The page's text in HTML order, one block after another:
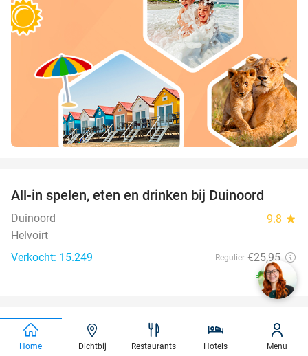
All-in spelen, eten en drinken bij Duinoord
Duinoord 9.8 star
Helvoirt
Verkocht: 15.249
Regulier €25,95
€20,95
41%
favorite_border
High Tea, High Wine, High Beer of High
Bubbles voor 2 bij Fletcher Hotels
Home Dichtbij Restaurants Hotels Menu